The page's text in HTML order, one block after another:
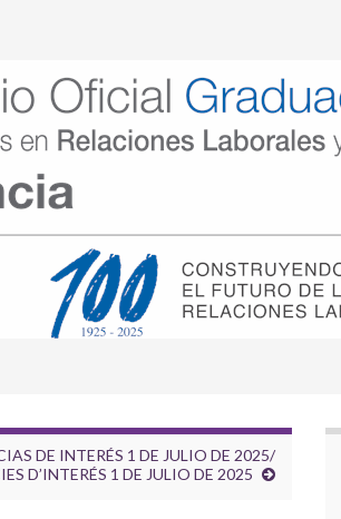
DE INTERÉS 1 DE JULIO DE 2025/
D’INTERÉS 1 DE JULIO DE 2025